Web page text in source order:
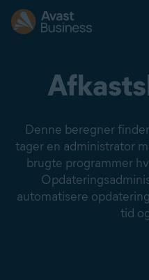
Denne beregner
tager en administrator
brugte programmer
automatisere
tid